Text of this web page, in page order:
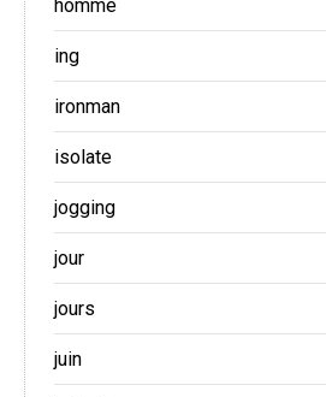
homme
ing
ironman
isolate
jogging
jour
jours
juin